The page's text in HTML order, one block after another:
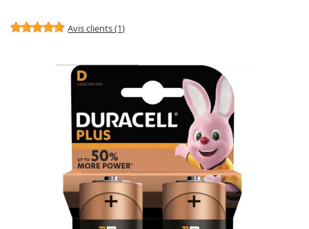
Avis clients (1)